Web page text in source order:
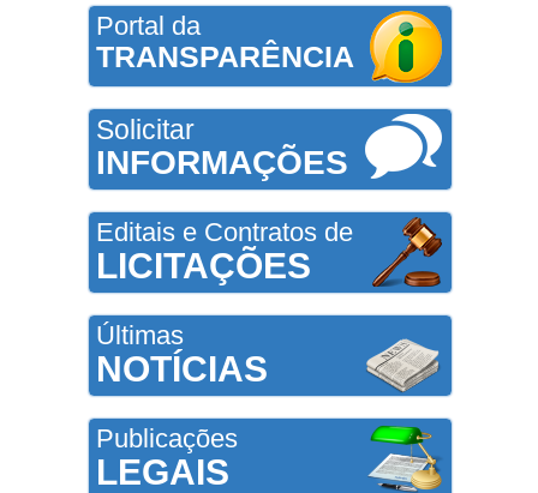
Portal da
TRANSPARÊNCIA
Solicitar
INFORMAÇÕES
Editais e Contratos de
LICITAÇÕES
Últimas
NOTÍCIAS
Publicações
LEGAIS